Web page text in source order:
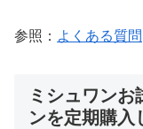
参照： よくある質問
ミシュワンお
ンを定期購入